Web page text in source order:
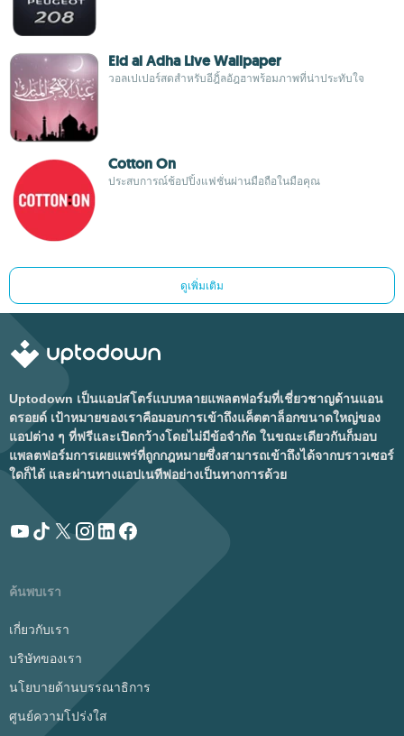
Eid al Adha Live Wallpaper
วอลเปเปอร์สดสำหรับอีฎิ้ลอัฎฮาพร้อมภาพที่น่าประทับใจ
Cotton On
ประสบการณ์ช้อปปิ้งแฟชั่นผ่านมือถือในมือคุณ
ดูเพิ่มเติม
Uptodown เป็นแอปสโตร์แบบหลายแพลตฟอร์มที่เชี่ยวชาญด้านแอน
ดรอยด์ เป้าหมายของเราคือมอบการเข้าถึงแค็ตตาล็อกขนาดใหญ่ของ
แอปต่าง ๆ ที่ฟรีและเปิดกว้างโดยไม่มีข้อจำกัด ในขณะเดียวกันก็มอบ
แพลตฟอร์มการเผยแพร่ที่ถูกกฎหมายซึ่งสามารถเข้าถึงได้จากบราวเซอร์
ใดก็ได้ และผ่านทางแอปเนทีฟอย่างเป็นทางการด้วย
ค้นพบเรา
เกี่ยวกับเรา
บริษัทของเรา
นโยบายด้านบรรณาธิการ
ศูนย์ความโปร่งใส